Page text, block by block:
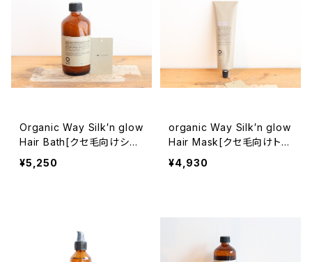
Organic Way Silk′n glow
Hair Bath[クセ毛向けシャ
ンプー]
¥5,250
organic Way Silk′n glow
Hair Mask[クセ毛向けトリ
ートメント]
¥4,930